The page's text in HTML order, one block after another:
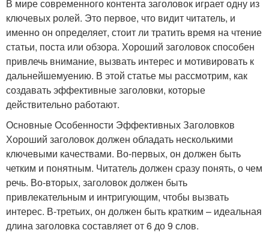
В мире современного контента заголовок играет одну из
ключевых ролей. Это первое, что видит читатель, и
именно он определяет, стоит ли тратить время на чтение
статьи, поста или обзора. Хороший заголовок способен
привлечь внимание, вызвать интерес и мотивировать к
дальнейшемуению. В этой статье мы рассмотрим, как
создавать эффективные заголовки, которые
действительно работают.
Основные Особенности Эффективных Заголовков
Хороший заголовок должен обладать несколькими
ключевыми качествами. Во-первых, он должен быть
четким и понятным. Читатель должен сразу понять, о чем
речь. Во-вторых, заголовок должен быть
привлекательным и интригующим, чтобы вызвать
интерес. В-третьих, он должен быть кратким – идеальная
длина заголовка составляет от 6 до 9 слов.